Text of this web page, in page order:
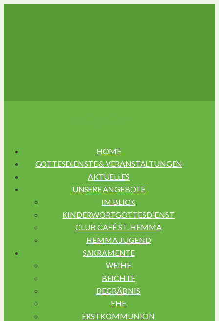
HOME
GOTTESDIENSTE & VERANSTALTUNGEN
AKTUELLES
UNSERE ANGEBOTE
IM BLICK
KINDERWORTGOTTESDIENST
CLUB CAFÉ ST. HEMMA
HEMMA JUGEND
SAKRAMENTE
WEIHE
BEICHTE
BEGRÄBNIS
EHE
ERSTKOMMUNION